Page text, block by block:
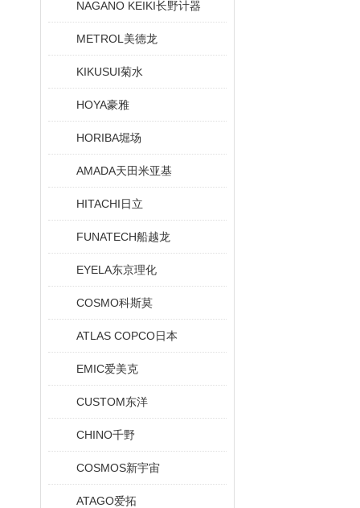
NAGANO KEIKI长野计器
METROL美德龙
KIKUSUI菊水
HOYA豪雅
HORIBA堀场
AMADA天田米亚基
HITACHI日立
FUNATECH船越龙
EYELA东京理化
COSMO科斯莫
ATLAS COPCO日本
EMIC爱美克
CUSTOM东洋
CHINO千野
COSMOS新宇宙
ATAGO爱拓